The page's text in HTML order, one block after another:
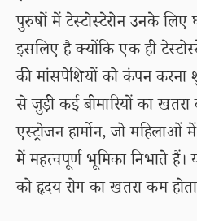
पुरुषों में टेस्टोस्टेरोन उनके
इसलिए है क्योंकि एक ही
की मांसपेशियों को कंपन
से जुड़ी कई बीमारियों का
एस्ट्रोजन हार्मोन, जो महिलाओं
में महत्वपूर्ण भूमिका निभाते
को हृदय रोग का खतरा कम